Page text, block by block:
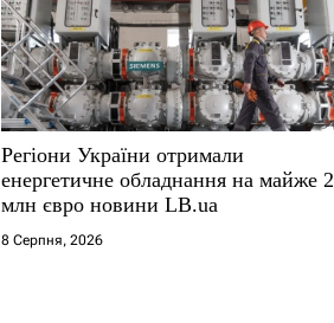
Регіони України отримали
енергетичне обладнання на майже 2
млн євро новини LB.ua
8 Серпня, 2026